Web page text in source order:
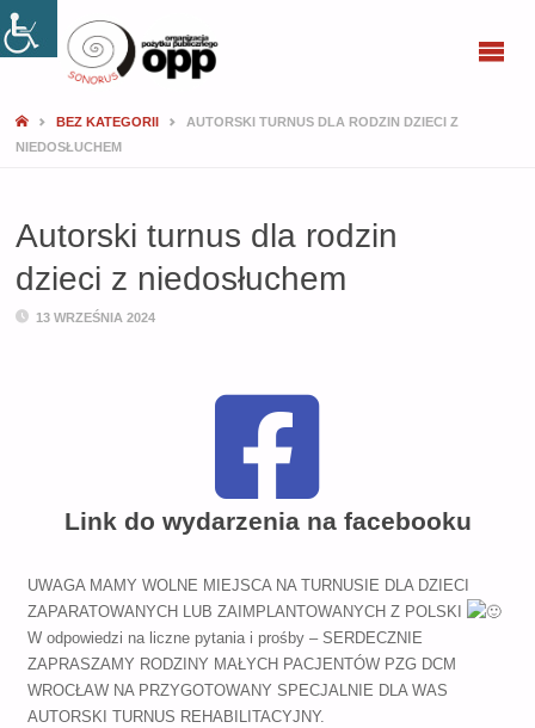
BEZ KATEGORII
AUTORSKI TURNUS DLA RODZIN DZIECI Z
NIEDOSŁUCHEM
Autorski turnus dla rodzin
dzieci z niedosłuchem
13 WRZEŚNIA 2024
Link do wydarzenia na facebooku
UWAGA MAMY WOLNE MIEJSCA NA TURNUSIE DLA DZIECI
ZAPARATOWANYCH LUB ZAIMPLANTOWANYCH Z POLSKI
W odpowiedzi na liczne pytania i prośby – SERDECZNIE
ZAPRASZAMY RODZINY MAŁYCH PACJENTÓW PZG DCM
WROCŁAW NA PRZYGOTOWANY SPECJALNIE DLA WAS
AUTORSKI TURNUS REHABILITACYJNY.